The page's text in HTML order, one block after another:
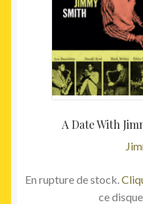
A Date With
En rupture de stock.
ce